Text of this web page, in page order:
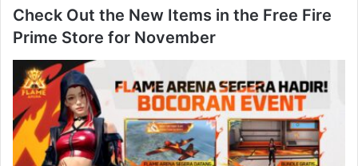
Check Out the New Items in the Free Fire
Prime Store for November